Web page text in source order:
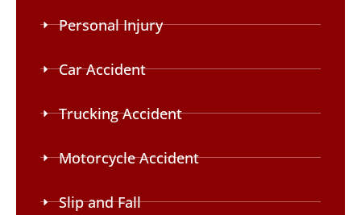
Personal Injury
Car Accident
Trucking Accident
Motorcycle Accident
Slip and Fall